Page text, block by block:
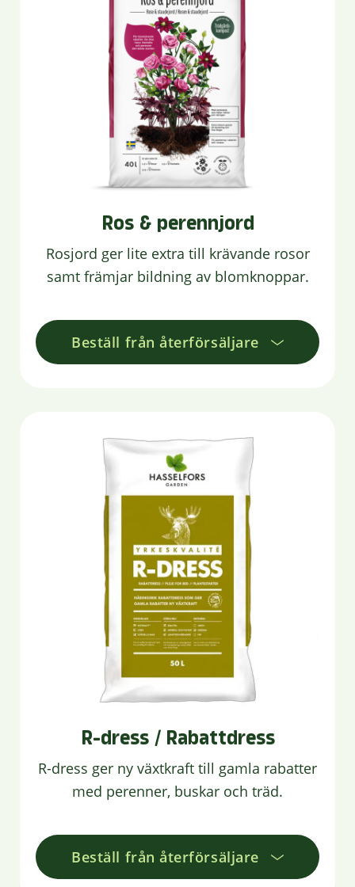
Ros & perennjord
Rosjord ger lite extra till krävande rosor
samt främjar bildning av blomknoppar.
Beställ från återförsäljare
R-dress / Rabattdress
R-dress ger ny växtkraft till gamla rabatter
med perenner, buskar och träd.
Beställ från återförsäljare